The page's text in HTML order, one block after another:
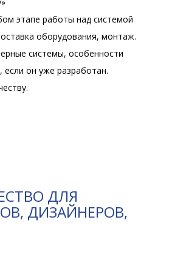
этапе работы над системой
оборудования, монтаж.
системы, особенности
он уже разработан.
ДЛЯ
ДИЗАЙНЕРОВ,